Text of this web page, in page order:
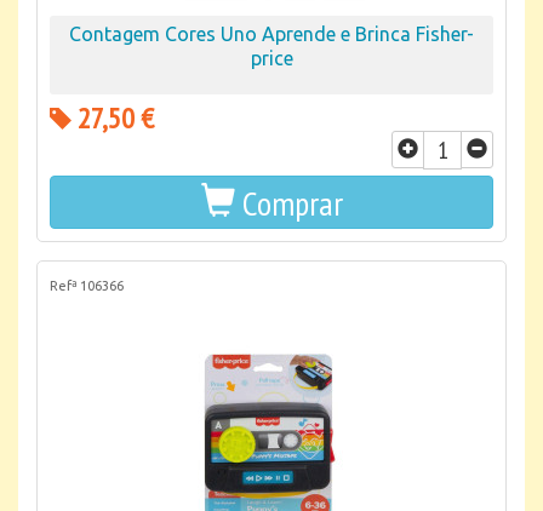
Contagem Cores Uno Aprende e Brinca Fisher-
price
27,50 €
Comprar
Refª 106366